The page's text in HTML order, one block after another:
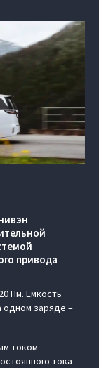
привода
Нм. Емкость
одном заряде –
током
тока